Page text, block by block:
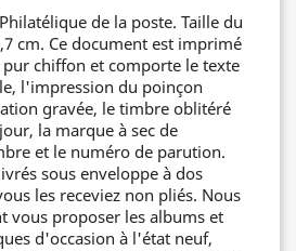
de la poste. Taille du
cm. Ce document est imprimé
chiffon et comporte le texte
l'impression du poinçon
gravée, le timbre oblitéré
la marque à sec de
et le numéro de parution.
sous enveloppe à dos
les receviez non pliés. Nous
vous proposer les albums et
d'occasion à l'état neuf,